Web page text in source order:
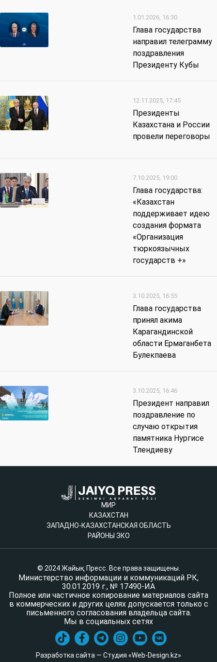
1.01.2026, 16:30
Глава государства
направил телеграмму
поздравления
Президенту Кубы
12.11.2025, 17:45
Президенты
Казахстана и России
провели переговоры
7.10.2025, 19:00
Глава государства:
«Казахстан
поддерживает идею
создания формата
«Организация
тюркоязычных
государств +»
3.10.2025, 16:55
Глава государства
принял акима
Карагандинской
области Ермаганбета
Булекпаева
3.10.2025, 16:46
Президент направил
поздравление по
случаю открытия
памятника Нургисе
Тлендиеву
МИР
КАЗАХСТАН
ЗАПАДНО-КАЗАХСТАНСКАЯ ОБЛАСТЬ
РАЙОНЫ ЗКО
© 2024 Жайық Пресс. Все права защищены.
Министерство информации и коммуникаций РК,
30.01.2019 г., № 17490-ИА
Полное или частичное копирование материалов сайта
в коммерческих и других целях допускается только с
письменного согласования владельца сайта.
Мы в социальных сетях
Разработка сайта — Студия «Web-Design.kz»